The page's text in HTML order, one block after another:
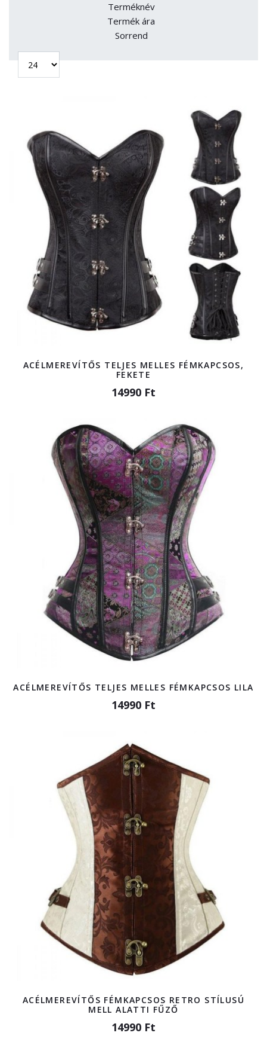
Terméknév
Termék ára
Sorrend
ACÉLMEREVÍTŐS TELJES MELLES FÉMKAPCSOS,
FEKETE
14990 Ft
ACÉLMEREVÍTŐS TELJES MELLES FÉMKAPCSOS LILA
14990 Ft
ACÉLMEREVÍTŐS FÉMKAPCSOS RETRO STÍLUSÚ
MELL ALATTI FŰZŐ
14990 Ft